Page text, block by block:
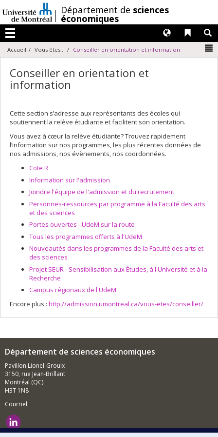
au
contenu
/Département de sciences
économiques
Menu
Liens
Langues
Accueil Vous êtes... Conseiller en orientation et information
Conseiller en orientation et
information
Cette section s’adresse aux représentants des écoles qui
soutiennent la relève étudiante et facilitent son orientation.
Vous avez à cœur la relève étudiante? Trouvez rapidement
l’information sur nos programmes, les plus récentes données de
nos admissions, nos évènements, nos coordonnées.
Cote R
Information sur l'admission
Joindre l'équipe de l'admission et du recrutement
Personnes-ressources par programme à la Faculté des arts
et des sciences
Portes ouvertes - UdeM sur la route
Tous les programmes offerts à l'UdeM
Nouveautés dans les programmes de la Faculté des arts et
des sciences
Projet SEUR - Sensibilisation aux Études, à l'Université et à la
Recherche
Campus régionaux de l'UdeM
Encore plus : http://admission.umontreal.ca/vous-etes/conseiller/
Département de sciences économiques
Pavillon Lionel-Groulx
3150, rue Jean-Brillant
Montréal (QC)
H3T 1N8
Courriel